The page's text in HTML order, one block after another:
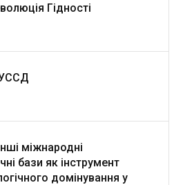
Гідності
міжнародні
бази як інструмент
домінування у